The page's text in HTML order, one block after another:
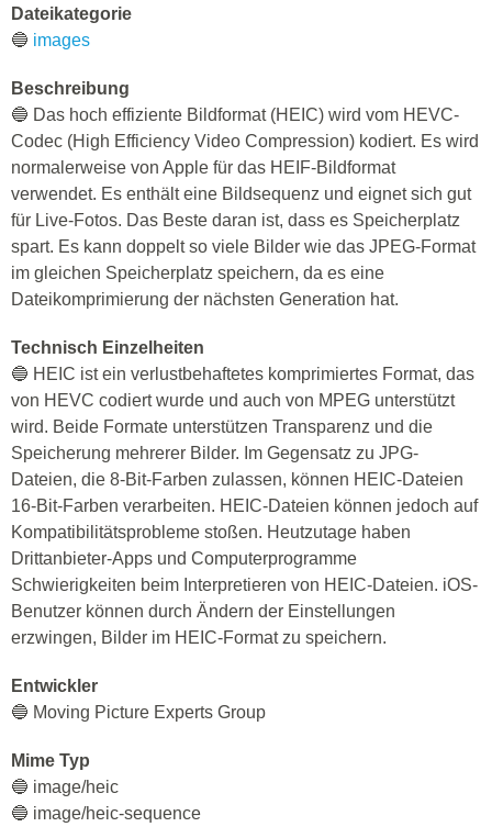
.heic
Dateikategorie
🔵images
Beschreibung
🔵 Das hoch effiziente Bildformat (HEIC) wird vom HEVC-
Codec (High Efficiency Video Compression) kodiert. Es wird
normalerweise von Apple für das HEIF-Bildformat
für Live-Fotos. Das Beste daran ist, dass es Speicherplatz
spart. Es kann doppelt so viele Bilder wie das JPEG-Format
im gleichen Speicherplatz speichern, da es eine
Dateikomprimierung der nächsten Generation hat.
Technisch Einzelheiten
🔵 HEIC ist ein verlustbehaftetes komprimiertes Format, das
von HEVC codiert wurde und auch von MPEG unterstützt
wird. Beide Formate unterstützen Transparenz und die
Speicherung mehrerer Bilder. Im Gegensatz zu JPG-
Dateien, die 8-Bit-Farben zulassen, können HEIC-Dateien
16-Bit-Farben verarbeiten. HEIC-Dateien können jedoch auf
Drittanbieter-Apps und Computerprogramme
Schwierigkeiten beim Interpretieren von HEIC-Dateien. iOS-
erzwingen, Bilder im HEIC-Format zu speichern.
Entwickler